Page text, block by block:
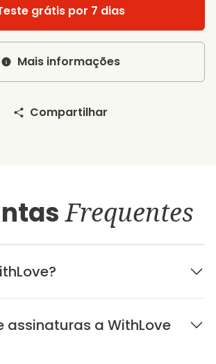
grátis por 7 dias
Mais informações
Compartilhar
Frequentes
assinaturas a WithLove